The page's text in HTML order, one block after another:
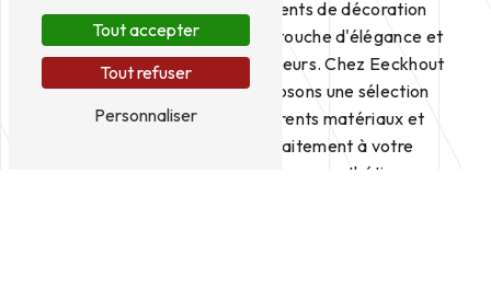
Les moulures sont des éléments de décoration
essentiels pour apporter une touche d'élégance et
de finition à vos espaces intérieurs. Chez Eeckhout
Couverture, nous vous proposons une sélection
variée de moulures en différents matériaux et
styles pour s'adapter parfaitement à votre
architecture et à vos préférences esthétiques.
Tout accepter
Tout refuser
Personnaliser